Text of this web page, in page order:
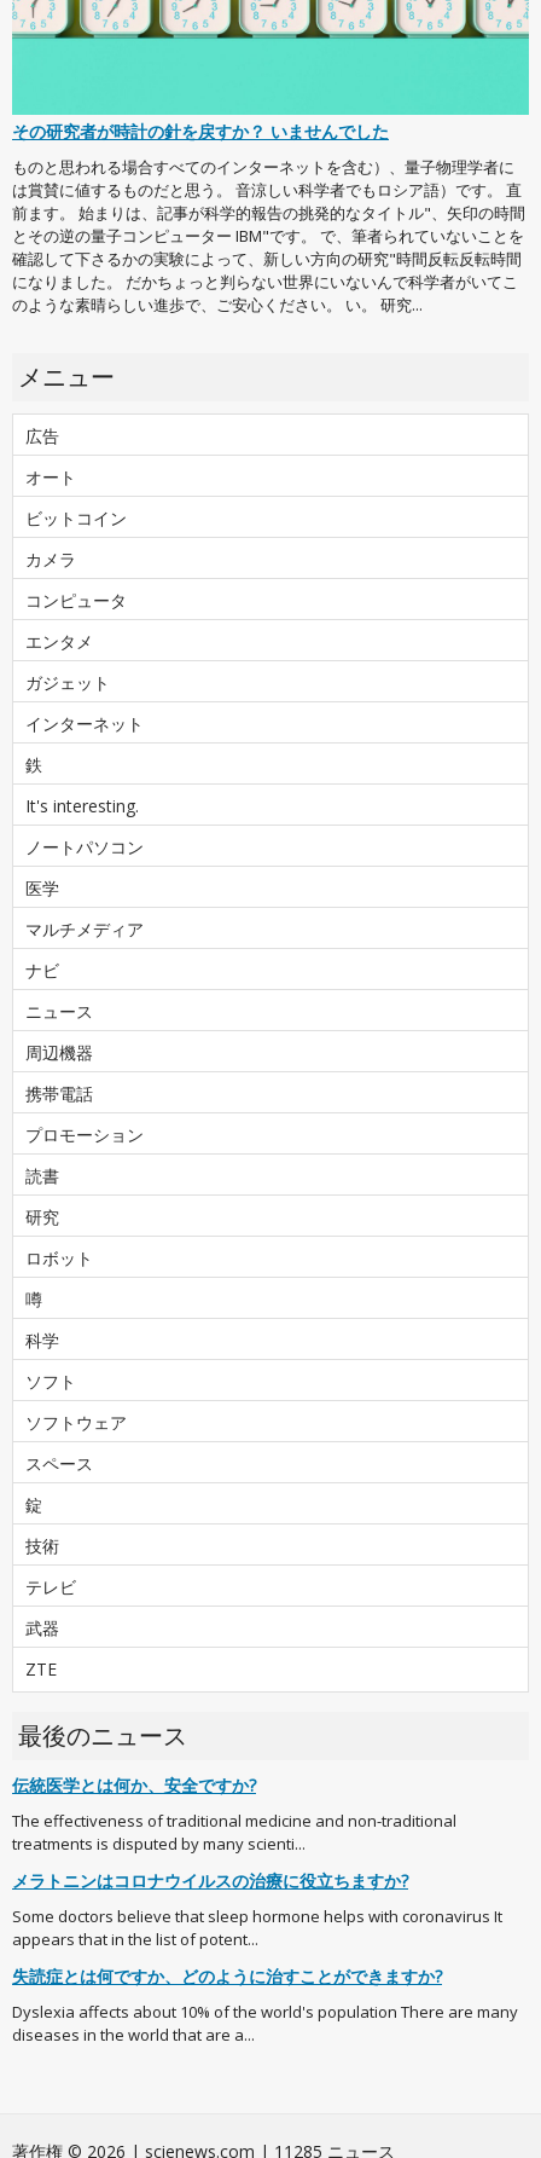
その研究者が時計の針を戻すか？ いませんでした
ものと思われる場合すべてのインターネットを含む）、量子物理学者に
は賞賛に値するものだと思う。 音涼しい科学者でもロシア語）です。 直
前ます。 始まりは、記事が科学的報告の挑発的なタイトル"、矢印の時間
とその逆の量子コンピューター IBM"です。 で、筆者られていないことを
確認して下さるかの実験によって、新しい方向の研究"時間反転反転時間
になりました。 だかちょっと判らない世界にいないんで科学者がいてこ
のような素晴らしい進歩で、ご安心ください。 い。 研究...
メニュー
広告
オート
ビットコイン
カメラ
コンピュータ
エンタメ
ガジェット
インターネット
鉄
It's interesting.
ノートパソコン
医学
マルチメディア
ナビ
ニュース
周辺機器
携帯電話
プロモーション
読書
研究
ロボット
噂
科学
ソフト
ソフトウェア
スペース
錠
技術
テレビ
武器
ZTE
最後のニュース
伝統医学とは何か、安全ですか?
The effectiveness of traditional medicine and non-traditional
treatments is disputed by many scienti...
メラトニンはコロナウイルスの治療に役立ちますか?
Some doctors believe that sleep hormone helps with coronavirus It
appears that in the list of potent...
失読症とは何ですか、どのように治すことができますか?
Dyslexia affects about 10% of the world's population There are many
diseases in the world that are a...
著作権 © 2026 | scienews.com | 11285 ニュース